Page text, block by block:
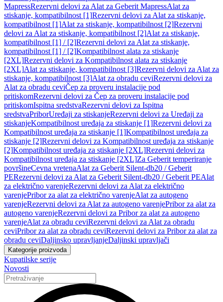
MapressRezervni delovi za Alat za Geberit MapressAlat za
stiskanje, kompatibilnost [1]Rezervni delovi za Alat za stiskanje,
kompatibilnost [1]Alat za stiskanje, kompatibilnost [2]Rezervni
delovi za Alat za stiskanje, kompatibilnost [2]Alat za stiskanje,
kompatibilnost [1] / [2]Rezervni delovi za Alat za stiskanje,
kompatibilnost [1] / [2]Kompatibilnost alata za stiskanje
[2XL]Rezervni delovi za Kompatibilnost alata za stiskanje
[2XL]Alat za stiskanje, kompatibilnost [3]Rezervni delovi za Alat za
stiskanje, kompatibilnost [3]Alat za obradu ceviRezervni delovi za
Alat za obradu ceviČep za proveru instalacije pod
pritiskomRezervni delovi za Čep za proveru instalacije pod
pritiskomIspitna sredstvaRezervni delovi za Ispitna
sredstvaPriborUređaji za stiskanjeRezervni delovi za Uređaji za
stiskanjeKompatibilnost uređaja za stiskanje [1]Rezervni delovi za
Kompatibilnost uređaja za stiskanje [1]Kompatibilnost uređaja za
stiskanje [2]Rezervni delovi za Kompatibilnost uređaja za stiskanje
[2]Kompatibilnost uređaja za stiskanje [2XL]Rezervni delovi za
Kompatibilnost uređaja za stiskanje [2XL]Za Geberit temperiranje
površineCevna vretenaAlat za Geberit Silent-db20 / Geberit
PERezervni delovi za Alat za Geberit Silent-db20 / Geberit PEAlat
za električno varenjeRezervni delovi za Alat za električno
varenjePribor za alat za električno varenjeAlat za autogeno
varenjeRezervni delovi za Alat za autogeno varenjePribor za alat za
autogeno varenjeRezervni delovi za Pribor za alat za autogeno
varenjeAlat za obradu ceviRezervni delovi za Alat za obradu
ceviPribor za alat za obradu ceviRezervni delovi za Pribor za alat za
obradu ceviDaljinsko upravljanjeDaljinski upravljači
Kategorije proizvoda
Kupatilske serije
Novosti